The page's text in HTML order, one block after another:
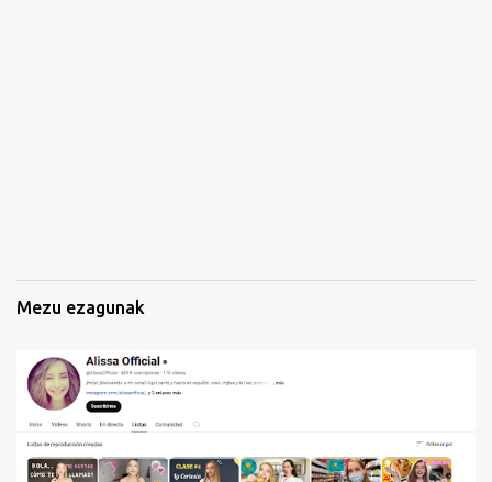
Mezu ezagunak